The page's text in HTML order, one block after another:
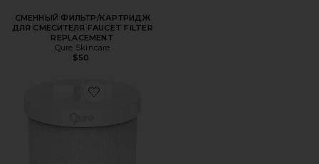
СМЕННЫЙ ФИЛЬТР/КАРТРИДЖ
ДЛЯ СМЕСИТЕЛЯ FAUCET FILTER
REPLACEMENT
Qure Skincare
$50
Favorite СМЕННЫЙ ФИЛЬТР ДЛЯ ДУША SHOWER FILTER